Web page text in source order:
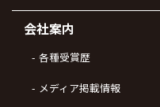
会社案内
各種受賞歴
メディア掲載情報